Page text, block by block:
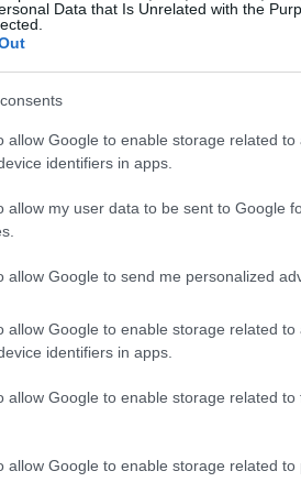
Data that Is Unrelated with the
allow Google to enable storage related
identifiers in apps.
allow my user data to be sent to Google
allow Google to send me personalized
allow Google to enable storage related to
identifiers in apps.
allow Google to enable storage related
allow Google to enable storage related to
Sin embargo, es esencial
del Banco Central Europeo,